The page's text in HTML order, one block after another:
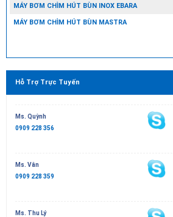
MÁY BƠM CHÌM HÚT BÙN INOX EBARA
MÁY BƠM CHÌM HÚT BÙN MASTRA
Hỗ Trợ Trực Tuyến
Ms. Quỳnh
0909 228 356
Ms. Vân
0909 228 359
Ms. Thu Lý